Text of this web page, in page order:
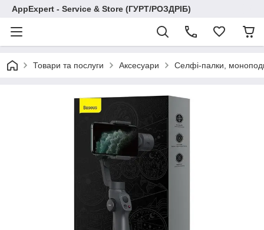
AppExpert - Service & Store (ГУРТ/РОЗДРІБ)
Товари та послуги Аксесуари Селфі-палки,